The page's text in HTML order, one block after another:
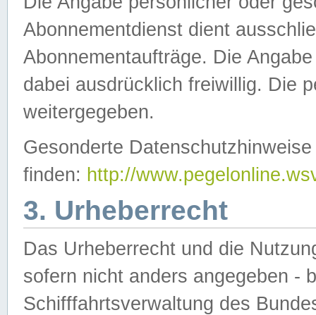
Abonnementdienst dient
Abonnementaufträge. Die
dabei ausdrücklich freiwillig. Die
weitergegeben.
Gesonderte
finden: http://
3. Urheberrecht
Das Urheberrecht und die
sofern nicht anders angegeben -
Schifffahrtsverwaltung des